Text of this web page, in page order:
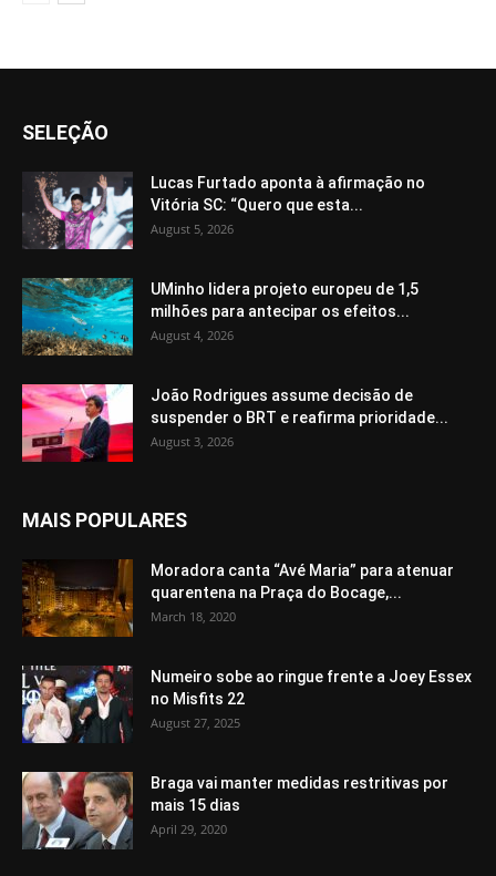
SELEÇÃO
Lucas Furtado aponta à afirmação no
Vitória SC: “Quero que esta...
August 5, 2026
UMinho lidera projeto europeu de 1,5
milhões para antecipar os efeitos...
August 4, 2026
João Rodrigues assume decisão de
suspender o BRT e reafirma prioridade...
August 3, 2026
MAIS POPULARES
Moradora canta “Avé Maria” para atenuar
quarentena na Praça do Bocage,...
March 18, 2020
Numeiro sobe ao ringue frente a Joey Essex
no Misfits 22
August 27, 2025
Braga vai manter medidas restritivas por
mais 15 dias
April 29, 2020